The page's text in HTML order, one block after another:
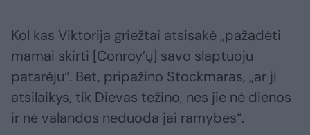
Kol kas Viktorija griežtai atsisakė „pažadėti
mamai skirti [Conroy’ų] savo slaptuoju
patarėju“. Bet, pripažino Stockmaras, „ar ji
atsilaikys, tik Dievas težino, nes jie nė dienos
ir nė valandos neduoda jai ramybės“.